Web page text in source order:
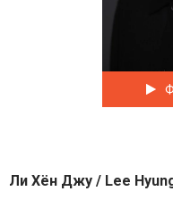
Ли Хён Джу / Lee